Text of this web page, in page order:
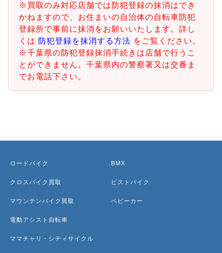
※買取のみ対応店舗では防犯登録の抹消はでき
かねますので、お住まいの自治体の自転車防犯
登録所で事前に抹消をお願いいたします。詳し
くは 防犯登録を抹消する方法 をご覧ください。
※千葉県の防犯登録抹消手続きは店舗で行うこ
とができません。千葉県内の警察署又は交番ま
でお電話下さい。
ロードバイク
クロスバイク買取
マウンテンバイク買取
電動アシスト自転車
ママチャリ・シティサイクル
BMX
ピストバイク
ベビーカー